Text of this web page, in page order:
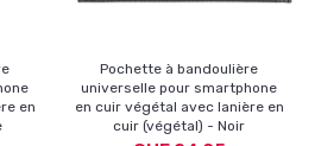
en
Pochette à bandoulière
universelle pour smartphone
en cuir végétal avec lanière en
cuir (végétal) - Noir